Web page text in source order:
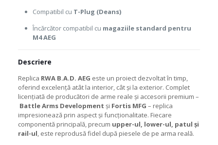
Compatibil cu T-Plug (Deans)
Încărcător compatibil cu magaziile standard pentru
M4 AEG
Descriere
Replica RWA B.A.D. AEG este un proiect dezvoltat în timp,
oferind excelență atât la interior, cât și la exterior. Complet
licențiată de producători de arme reale și accesorii premium –
Battle Arms Development și Fortis MFG – replica
impresionează prin aspect și funcționalitate. Fiecare
componentă principală, precum upper-ul, lower-ul, patul și
rail-ul, este reprodusă fidel după piesele de pe arma reală.